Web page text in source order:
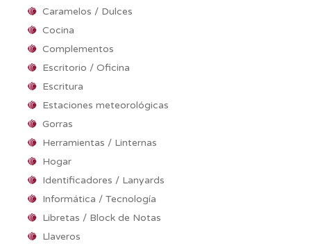
Caramelos / Dulces
Cocina
Complementos
Escritorio / Oficina
Escritura
Estaciones meteorológicas
Gorras
Herramientas / Linternas
Hogar
Identificadores / Lanyards
Informática / Tecnología
Libretas / Block de Notas
Llaveros